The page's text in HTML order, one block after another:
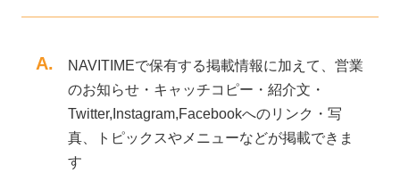
A.
NAVITIMEで保有する掲載情報に加えて、営業
のお知らせ・キャッチコピー・紹介文・
Twitter,Instagram,Facebookへのリンク・写
真、トピックスやメニューなどが掲載できま
す